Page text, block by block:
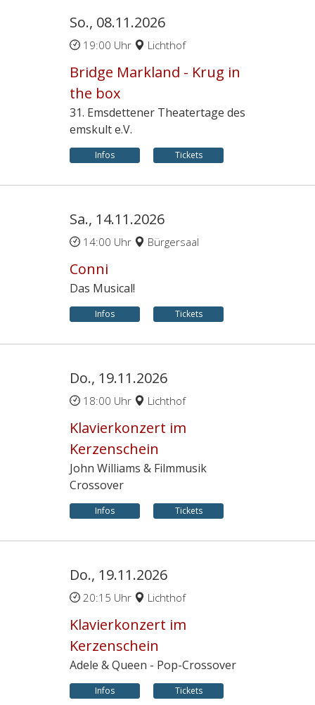
So., 08.11.2026
19:00 Uhr Lichthof
Bridge Markland - Krug in
the box
31. Emsdettener Theatertage des
emskult e.V.
Infos Tickets
Sa., 14.11.2026
14:00 Uhr Bürgersaal
Conni
Das Musical!
Infos Tickets
Do., 19.11.2026
18:00 Uhr Lichthof
Klavierkonzert im
Kerzenschein
John Williams & Filmmusik
Crossover
Infos Tickets
Do., 19.11.2026
20:15 Uhr Lichthof
Klavierkonzert im
Kerzenschein
Adele & Queen - Pop-Crossover
Infos Tickets